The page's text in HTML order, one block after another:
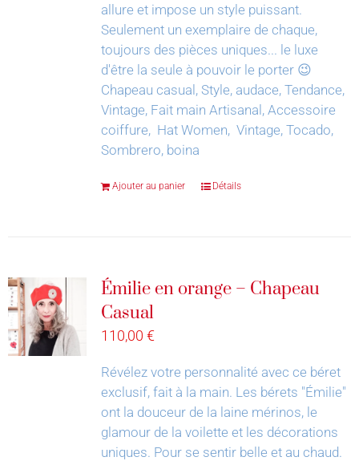
allure et impose un style puissant.
Seulement un exemplaire de chaque,
toujours des pièces uniques... le luxe
d'être la seule à pouvoir le porter 😉
Chapeau casual, Style, audace, Tendance,
Vintage, Fait main Artisanal, Accessoire
coiffure, Hat Women, Vintage, Tocado,
Sombrero, boina
Ajouter au panier Détails
Émilie en orange – Chapeau
Casual
110,00 €
Révélez votre personnalité avec ce béret
exclusif, fait à la main. Les bérets "Émilie"
ont la douceur de la laine mérinos, le
glamour de la voilette et les décorations
uniques. Pour se sentir belle et au chaud.